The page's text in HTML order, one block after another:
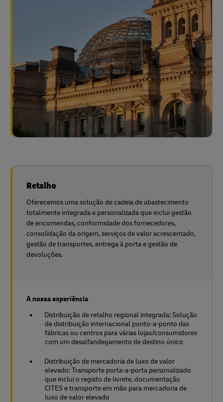
Retalho
Oferecemos uma solução de cadeia de abastecimento
totalmente integrada e personalizada que inclui gestão
de encomendas, conformidade dos fornecedores,
consolidação da origem, serviços de valor acrescentado,
gestão de transportes, entrega à porta e gestão de
devoluções.
A nossa experiência
Distribuição de retalho regional integrada: Solução
de distribuição internacional ponto-a-ponto das
fábricas ou centros para várias lojas/consumidores
com um desalfandegamento de destino único
Distribuição de mercadoria de luxo de valor
elevado: Transporte porta-a-porta personalizado
que inclui o registo de livrete, documentação
CITES e transporte em mão para mercadoria de
luxo de valor elevado